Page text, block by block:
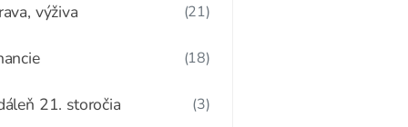
výživa (21)
(18)
21. storočia (3)